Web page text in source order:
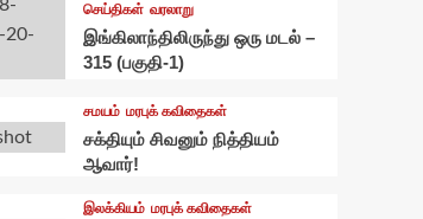
செய்திகள் வரலாறு
இங்கிலாந்திலிருந்து ஒரு மடல் –
315 (பகுதி-1)
சமயம் மரபுக் கவிதைகள்
சக்தியும் சிவனும் நித்தியம்
ஆவார்!
இலக்கியம் மரபுக் கவிதைகள்